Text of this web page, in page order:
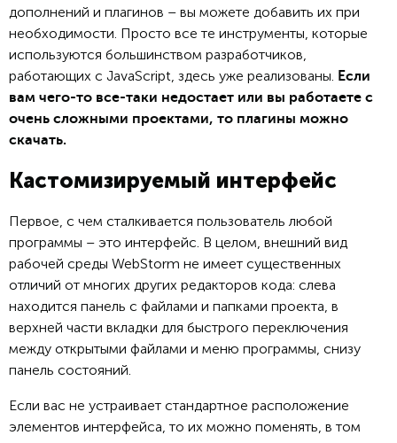
дополнений и плагинов – вы можете добавить их при
необходимости. Просто все те инструменты, которые
используются большинством разработчиков,
работающих с JavaScript, здесь уже реализованы. Если
вам чего-то все-таки недостает или вы работаете с
очень сложными проектами, то плагины можно
скачать.
Кастомизируемый интерфейс
Первое, с чем сталкивается пользователь любой
программы – это интерфейс. В целом, внешний вид
рабочей среды WebStorm не имеет существенных
отличий от многих других редакторов кода: слева
находится панель с файлами и папками проекта, в
верхней части вкладки для быстрого переключения
между открытыми файлами и меню программы, снизу
панель состояний.
Если вас не устраивает стандартное расположение
элементов интерфейса, то их можно поменять, в том